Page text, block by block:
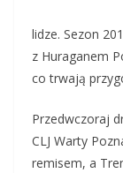
lidze. Sezon
z Huraganem
co trwają
Przedwczoraj
CLJ Warty
remisem, a